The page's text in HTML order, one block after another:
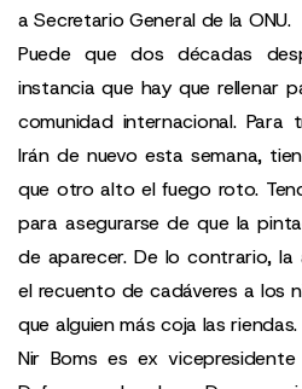
a Secretario General de la ONU.
Puede que dos décadas
instancia que hay que rellenar
comunidad internacional. Para
Irán de nuevo esta semana,
que otro alto el fuego roto.
para asegurarse de que la
de aparecer. De lo contrario,
el recuento de cadáveres a los
que alguien más coja las riendas.
Nir Boms es ex